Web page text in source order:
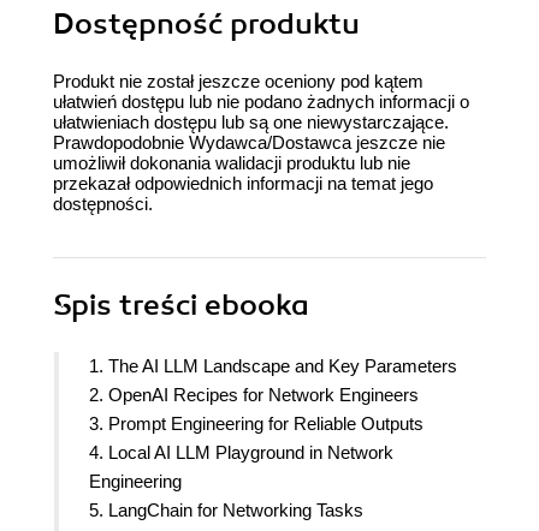
Dostępność produktu
Produkt nie został jeszcze oceniony pod kątem
ułatwień dostępu lub nie podano żadnych informacji o
ułatwieniach dostępu lub są one niewystarczające.
Prawdopodobnie Wydawca/Dostawca jeszcze nie
umożliwił dokonania walidacji produktu lub nie
przekazał odpowiednich informacji na temat jego
dostępności.
Spis treści ebooka
1. The AI LLM Landscape and Key Parameters
2. OpenAI Recipes for Network Engineers
3. Prompt Engineering for Reliable Outputs
4. Local AI LLM Playground in Network
Engineering
5. LangChain for Networking Tasks